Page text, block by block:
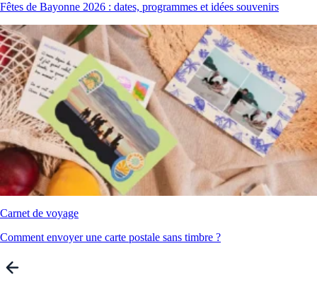
Fêtes de Bayonne 2026 : dates, programmes et idées souvenirs
Carnet de voyage
Comment envoyer une carte postale sans timbre ?